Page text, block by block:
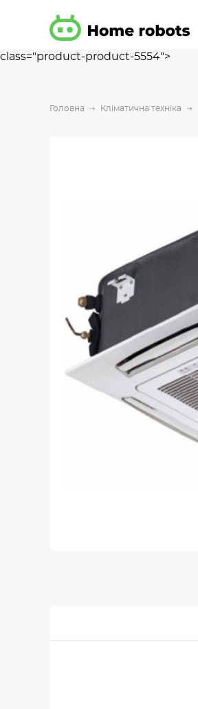
class="product-product-5554">
Головна Кліматична техніка